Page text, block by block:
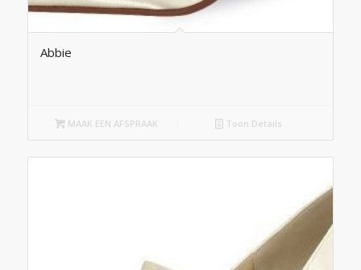
Abbie
MAAK EEN AFSPRAAK Toon Details